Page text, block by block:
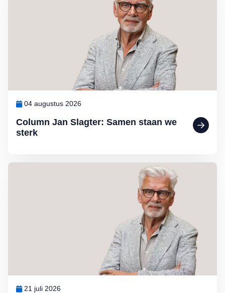
Column Jan Slagter: Samen staan we
sterk
04 augustus 2026
21 juli 2026
Lees meer over Column Jan Slagter: Vakantie